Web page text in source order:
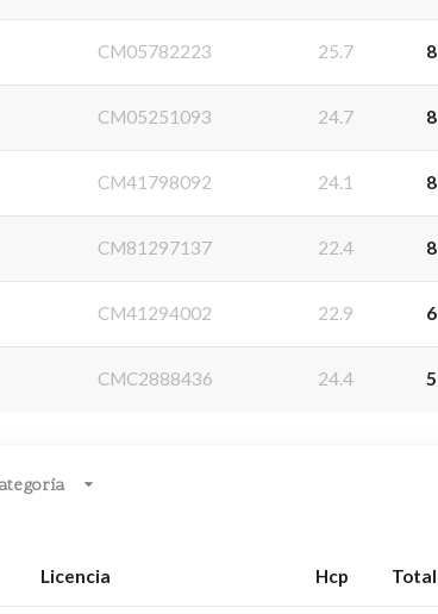
CM05782223 25.7 8
CM05251093 24.7 8
CM41798092 24.1 8
CM81297137 22.4 8
CM41294002 22.9 6
CMC2888436 24.4 5
Licencia Hcp Total